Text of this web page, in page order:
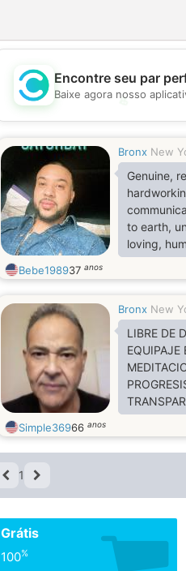
💖
Encontre seu par
Baixe agora nosso
Bronx New
Genuine,
to earth,
loving,
reliable,
Bebe198937 anos
Bronx New
LIBRE DE
EQUIPAJE
JUGETON
Simple36966 anos
1
Grátis
100%